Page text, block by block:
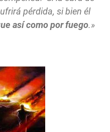
pérdida, si bien él
así como por fuego.»